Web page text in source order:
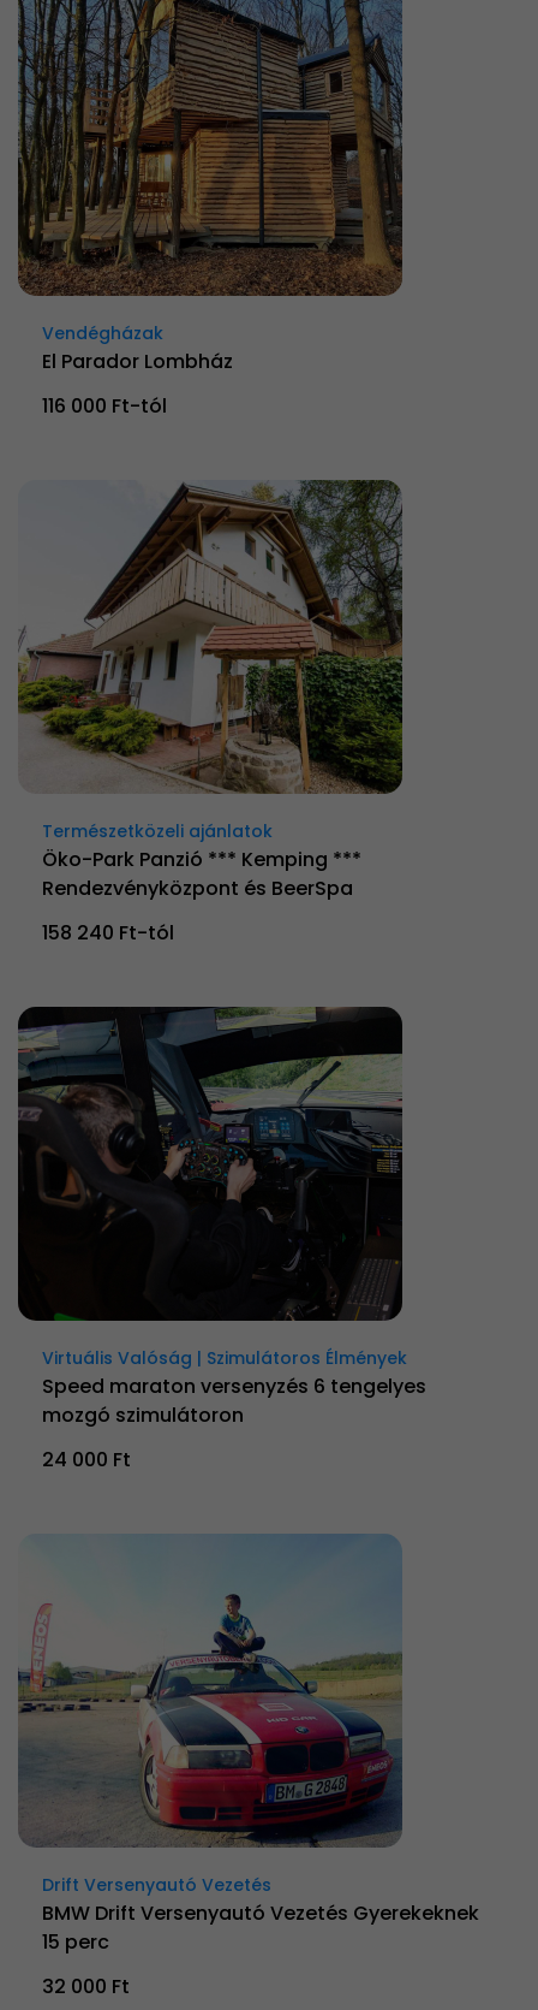
Vendégházak
El Parador Lombház
116 000 Ft-tól
Természetközeli ajánlatok
Öko-Park Panzió *** Kemping ***
Rendezvényközpont és BeerSpa
158 240 Ft-tól
Virtuális Valóság | Szimulátoros Élmények
Speed maraton versenyzés 6 tengelyes
mozgó szimulátoron
24 000 Ft
Drift Versenyautó Vezetés
BMW Drift Versenyautó Vezetés Gyerekeknek
15 perc
32 000 Ft